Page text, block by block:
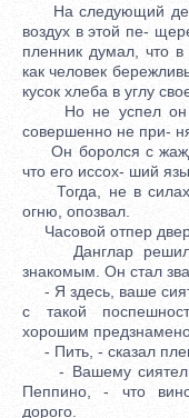
На следующий день
воздух в этой пе-
пленник думал, что в
как человек
кусок хлеба в углу
Но не успел он
совершенно не при-
Он боролся с
что его иссох- ший
Тогда, не в силах
огню, опозвал.
Часовой отпер
Данглар решил,
знакомым. Он стал
- Я здесь, ваше
с такой
хорошим
- Пить, - сказал
- Вашему
Пеппино, - что
дорого.